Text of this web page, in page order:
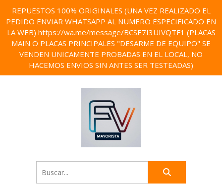
REPUESTOS 100% ORIGINALES (UNA VEZ REALIZADO EL
PEDIDO ENVIAR WHATSAPP AL NUMERO ESPECIFICADO EN
LA WEB) https://wa.me/message/BCSE7I3UIVQTF1 (PLACAS
MAIN O PLACAS PRINCIPALES "DESARME DE EQUIPO" SE
VENDEN UNICAMENTE PROBADAS EN EL LOCAL, NO
HACEMOS ENVIOS SIN ANTES SER TESTEADAS)